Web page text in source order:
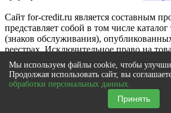
Сайт for-credit.ru является составным
представляет собой в том числе
(знаков обслуживания),
реестрах. Исключительное право на
обслуживания) принадлежат их
© 2012-2021
Выберите город| Вся Россия
Мы используем файлы cookie, чтобы
Продолжая использовать сайт, вы
обработки персональных данных.
Принять